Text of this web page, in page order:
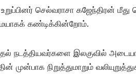
உறுப்பினர் செல்வராசா கஜேந்திரன்
கண்டிக்கின்றோம்.
நடத்தியவர்களை இலகுவில்
முன்பாக நிறுத்துமாறும்